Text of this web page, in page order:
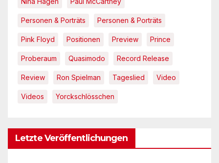
Personen & Porträts Personen & Porträts
Pink Floyd Positionen Preview Prince
Proberaum Quasimodo Record Release
Review Ron Spielman Tageslied Video
Videos Yorckschlösschen
Letzte Veröffentlichungen